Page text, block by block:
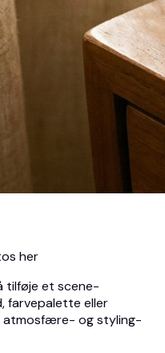
her
tilføje et scene-
farvepalette eller
atmosfære- og styling-